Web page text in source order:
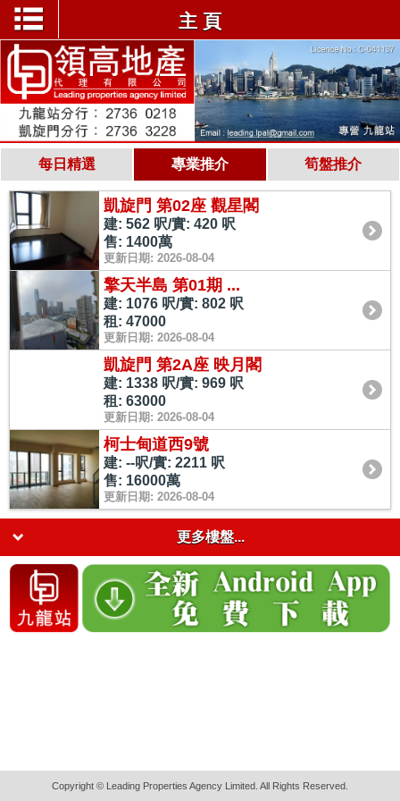
主 頁
每日精選 專業推介 筍盤推介
凱旋門 第02座 觀星閣
建: 562 呎/實: 420 呎
售: 1400萬
更新日期: 2026-08-04
擎天半島 第01期 ...
建: 1076 呎/實: 802 呎
租: 47000
更新日期: 2026-08-04
凱旋門 第2A座 映月閣
建: 1338 呎/實: 969 呎
租: 63000
更新日期: 2026-08-04
柯士甸道西9號
建: --呎/實: 2211 呎
售: 16000萬
更新日期: 2026-08-04
更多樓盤...
Copyright © Leading Properties Agency Limited. All Rights Reserved.